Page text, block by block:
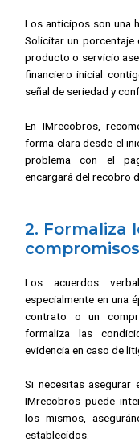
Los anticipos son una
Solicitar un
producto o servicio
financiero inicial
señal de seriedad y
En IMrecobros,
forma clara desde el
problema con el
encargará del recobro
2. Formaliza
Los acuerdos
especialmente en una
contrato o un
formaliza las
evidencia en caso de
Si necesitas asegurar
IMrecobros puede
los mismos,
establecidos.